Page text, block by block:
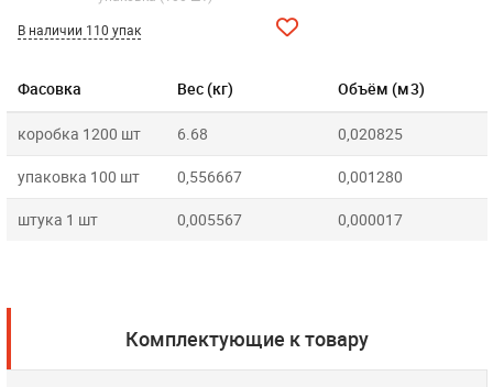
Фасовка Вес (кг) Объём (м3)
коробка 1200 шт 6.68 0,020825
упаковка 100 шт 0,556667 0,001280
штука 1 шт 0,005567 0,000017
В наличии 110 упак
Комплектующие к товару